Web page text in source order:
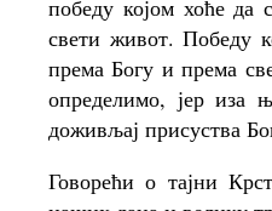
победу којом хоће да
свети живот. Победу
према Богу и према
определимо, јер иза
доживљај присуства
Говорећи о тајни